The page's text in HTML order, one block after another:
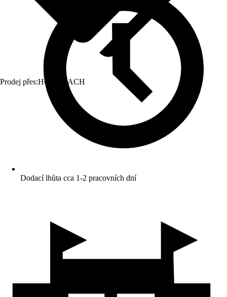
Prodej přes:HORNBACH
Dodací lhůta cca 1-2 pracovních dní